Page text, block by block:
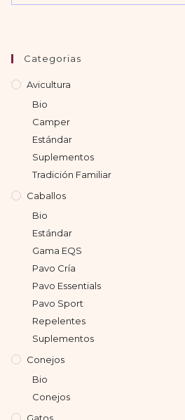
Categorias
Avicultura
Bio
Camper
Estándar
Suplementos
Tradición Familiar
Caballos
Bio
Estándar
Gama EQS
Pavo Cría
Pavo Essentials
Pavo Sport
Repelentes
Suplementos
Conejos
Bio
Conejos